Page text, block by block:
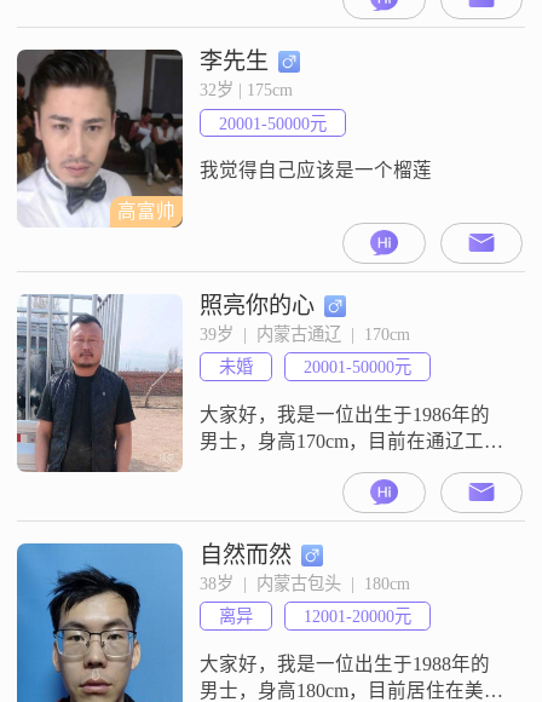
别高，但也能保证生活的基本需求
##3002##我拥有大专学历，在这个
快节奏的社会中，我更注重的是稳
定与踏实##3002##性格方面，我比
较随和，容易与人相处##3002##我
高富帅
李先生
32岁 | 175cm
20001-50000元
我觉得自己应该是一个榴莲
照亮你的心
39岁  |  内蒙古通辽  |  170cm
未婚
20001-50000元
大家好，我是一位出生于1986年的
男士，身高170cm，目前在通辽工作
##3002##我的月收入在20001到
50000元之间，拥有大专学历
##3002##在性格方面，我自认为是
一个稳重可靠的人，待人真诚，非
常追求事业上的成功##3002##我认
为相互尊重和包容理解是人际交往
中非常重要的原则，这也体现在我
的日常生活中#
自然而然
38岁  |  内蒙古包头  |  180cm
离异
12001-20000元
大家好，我是一位出生于1988年的
男士，身高180cm，目前居住在美丽